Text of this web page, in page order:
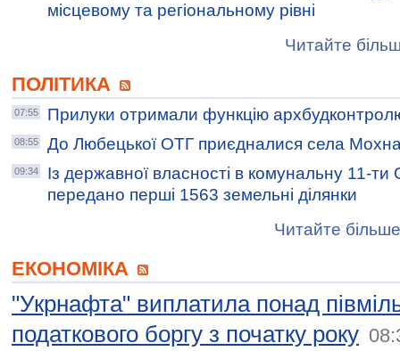
місцевому та регіональному рівні
Читайте
ПОЛІТИКА
07:55 Прилуки отримали функцію
08:55 До Любецької ОТГ приєдналися села
09:34
Із державної власності в комунальну 11-ти
передано перші 1563 земельні ділянки
Читайте
ЕКОНОМІКА
"Укрнафта" виплатила понад
податкового боргу з початку року